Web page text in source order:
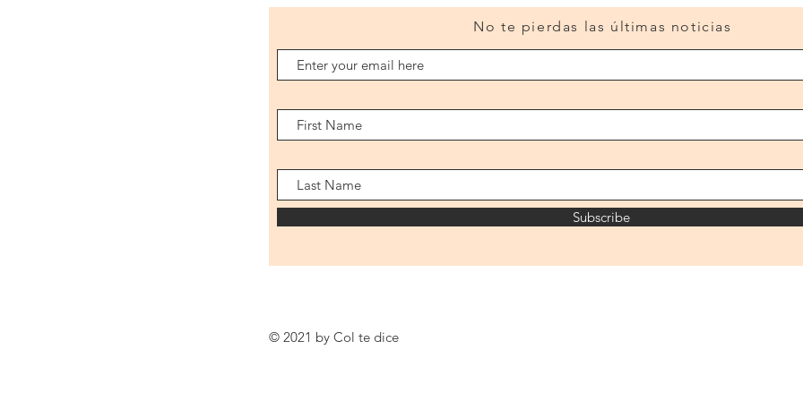
No te pierdas las últimas noticias
Subscribe
© 2021 by Col te dice